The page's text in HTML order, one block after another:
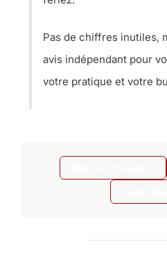
Pas de chiffres inutiles,
avis indépendant pour
votre pratique et votre